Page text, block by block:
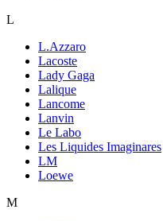
L
L.Azzaro
Lacoste
Lady Gaga
Lalique
Lancome
Lanvin
Le Labo
Les Liquides Imaginares
LM
Loewe
M